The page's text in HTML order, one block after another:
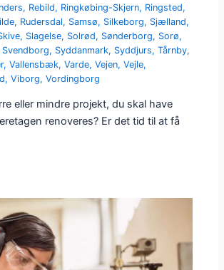
, Rebild, Ringkøbing-Skjern, Ringsted,
, Rudersdal, Samsø, Silkeborg, Sjælland,
, Slagelse, Solrød, Sønderborg, Sorø,
Svendborg, Syddanmark, Syddjurs,Tårnby,
,Vallensbæk,Varde,Vejen,Vejle,
,Viborg,Vordingborg
eller mindre projekt, du skal have
renoveres? Er det tid til at få